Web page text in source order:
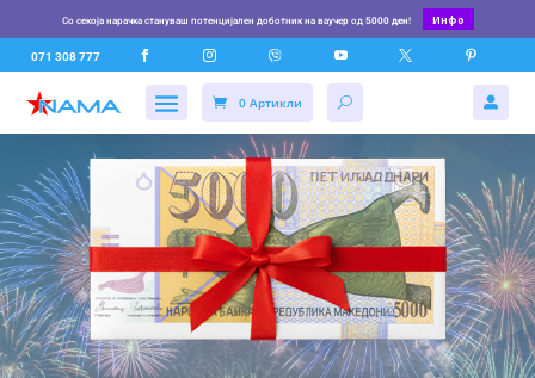
Со секоја нарачка стануваш потенцијален доботник на ваучер од 5000 ден! Инфо
071 308 777      
0 Артикли 